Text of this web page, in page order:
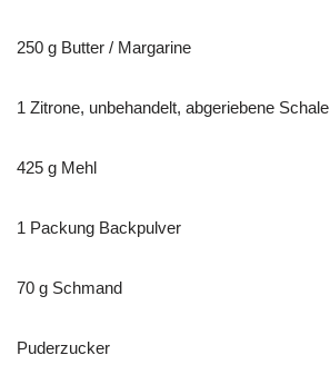
250 g Butter / Margarine
1 Zitrone, unbehandelt, abgeriebene Schale
425 g Mehl
1 Packung Backpulver
70 g Schmand
Puderzucker